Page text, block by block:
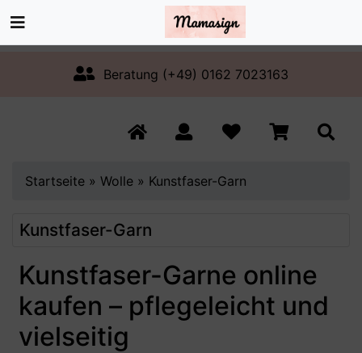
Beratung (+49) 0162 7023163
Startseite » Wolle » Kunstfaser-Garn
Kunstfaser-Garn
Kunstfaser-Garne online
kaufen – pflegeleicht und
vielseitig